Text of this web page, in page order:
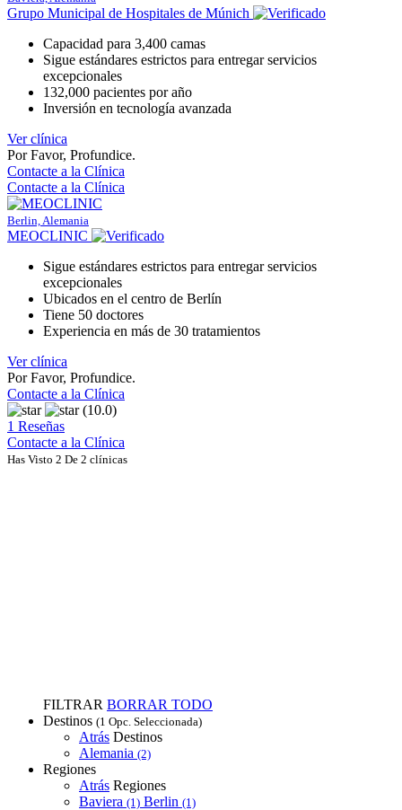
Grupo Municipal de Hospitales de Múnich
Capacidad para 3,400 camas
Sigue estándares estrictos para entregar servicios
excepcionales
132,000 pacientes por año
Inversión en tecnología avanzada
Ver clínica
Por Favor, Profundice.
Contacte a la Clínica
Contacte a la Clínica
Berlin, Alemania
MEOCLINIC
Sigue estándares estrictos para entregar servicios
excepcionales
Ubicados en el centro de Berlín
Tiene 50 doctores
Experiencia en más de 30 tratamientos
Ver clínica
Por Favor, Profundice.
Contacte a la Clínica
(10.0)
1 Reseñas
Contacte a la Clínica
Has Visto 2 De 2 clínicas
FILTRAR BORRAR TODO
Destinos (1 Opc. Seleccionada)
Atrás Destinos
Alemania (2)
Regiones
Atrás Regiones
Baviera (1) Berlin (1)